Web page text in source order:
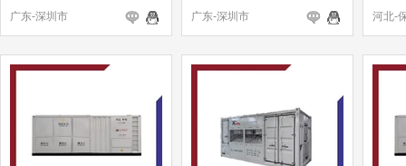
广东-深圳市
广东-深圳市
河北-